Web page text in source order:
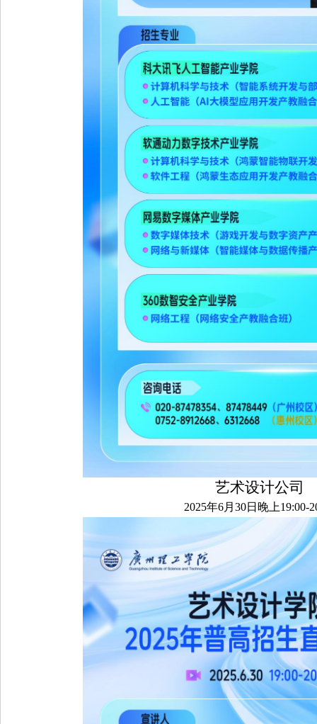
艺术设计公司
2025年6月30日晚上19:00-